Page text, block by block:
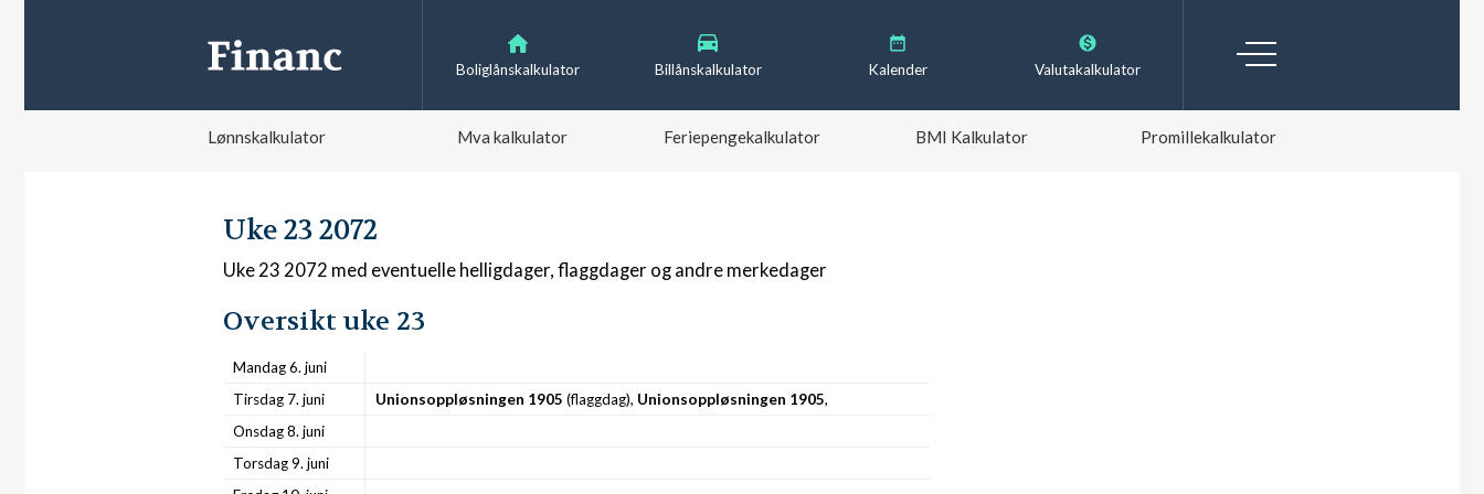
Boliglånskalkulator Billånskalkulator Kalender Valutakalkulator
Lønnskalkulator Mva kalkulator Feriepengekalkulator BMI Kalkulator Promillekalkulator
Uke 23 2072
Uke 23 2072 med eventuelle helligdager, flaggdager og andre merkedager
Oversikt uke 23
Mandag 6. juni
Tirsdag 7. juni
Unionsoppløsningen 1905 (flaggdag), Unionsoppløsningen 1905,
Onsdag 8. juni
Torsdag 9. juni